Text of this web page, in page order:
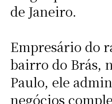
de Janeiro.
Empresário do
bairro do Brás,
Paulo, ele
negócios